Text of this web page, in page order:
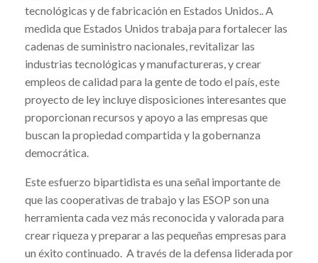
tecnológicas y de fabricación en Estados Unidos.. A
medida que Estados Unidos trabaja para fortalecer las
cadenas de suministro nacionales, revitalizar las
industrias tecnológicas y manufactureras, y crear
empleos de calidad para la gente de todo el país, este
proyecto de ley incluye disposiciones interesantes que
proporcionan recursos y apoyo a las empresas que
buscan la propiedad compartida y la gobernanza
democrática.
Este esfuerzo bipartidista es una señal importante de
que las cooperativas de trabajo y las ESOP son una
herramienta cada vez más reconocida y valorada para
crear riqueza y preparar a las pequeñas empresas para
un éxito continuado. A través de la defensa liderada por